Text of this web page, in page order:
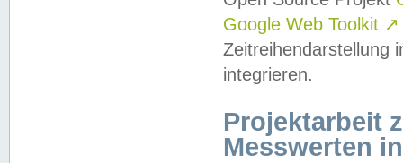
Google Web Toolkit ↗
Zeitreihendarstellung
integrieren.
Projektarbeit
Messwerten